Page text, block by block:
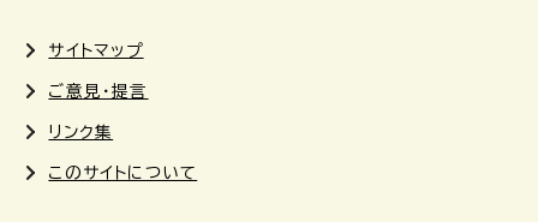
サイトマップ
ご意見・提言
リンク集
このサイトについて